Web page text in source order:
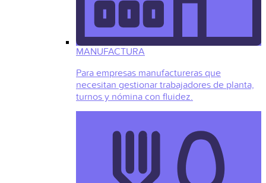
MANUFACTURA
Para empresas manufactureras que
necesitan gestionar trabajadores de planta,
turnos y nómina con fluidez.